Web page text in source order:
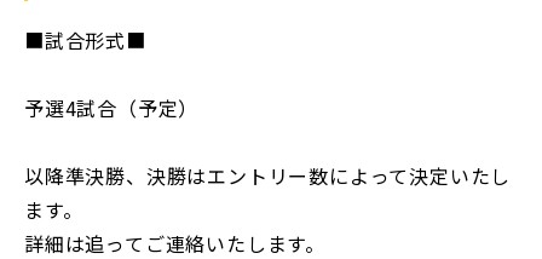
■試合形式■
予選4試合（予定）
以降準決勝、決勝はエントリー数によって決定いたし
ます。
詳細は追ってご連絡いたします。